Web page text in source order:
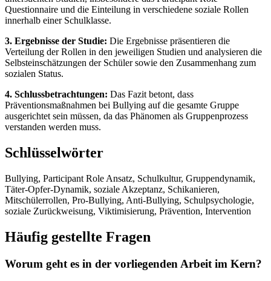
Questionnaire und die Einteilung in verschiedene soziale Rollen
innerhalb einer Schulklasse.
3. Ergebnisse der Studie: Die Ergebnisse präsentieren die
Verteilung der Rollen in den jeweiligen Studien und analysieren die
Selbsteinschätzungen der Schüler sowie den Zusammenhang zum
sozialen Status.
4. Schlussbetrachtungen: Das Fazit betont, dass
Präventionsmaßnahmen bei Bullying auf die gesamte Gruppe
ausgerichtet sein müssen, da das Phänomen als Gruppenprozess
verstanden werden muss.
Schlüsselwörter
Bullying, Participant Role Ansatz, Schulkultur, Gruppendynamik,
Täter-Opfer-Dynamik, soziale Akzeptanz, Schikanieren,
Mitschülerrollen, Pro-Bullying, Anti-Bullying, Schulpsychologie,
soziale Zurückweisung, Viktimisierung, Prävention, Intervention
Häufig gestellte Fragen
Worum geht es in der vorliegenden Arbeit im Kern?